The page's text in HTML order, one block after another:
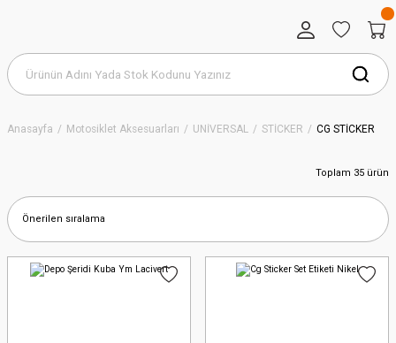
Anasayfa Motosiklet Aksesuarları UNİVERSAL STİCKER CG STİCKER
Toplam 35 ürün